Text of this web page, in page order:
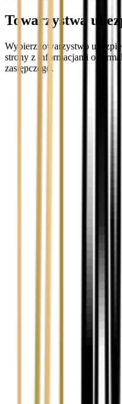
Towarzystwa
Wybierz towarzystwo
strony z informacjami o
zastępczego.